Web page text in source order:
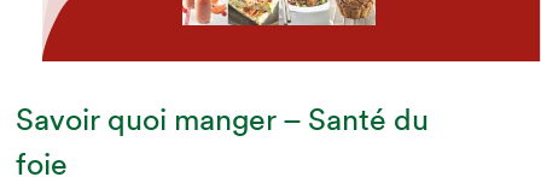
Savoir quoi manger – Santé du
foie